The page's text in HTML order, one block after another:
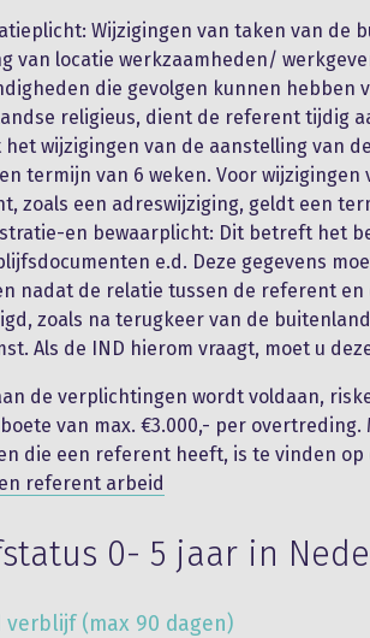
Wijzigingen van taken van de
van locatie werkzaamheden/
die gevolgen kunnen hebben
religieus, dient de referent tijdig
het wijzigingen van de aanstelling van
termijn van 6 weken. Voor wijzigingen
zoals een adreswijziging, geldt een
en bewaarplicht: Dit betreft het
e.d. Deze gegevens
nadat de relatie tussen de referent
zoals na terugkeer van de
Als de IND hierom vraagt, moet u
de verplichtingen wordt voldaan,
van max. €3.000,- per
die een referent heeft, is te vinden op
referent arbeid
0- 5 jaar in
verblijf (max 90 dagen)